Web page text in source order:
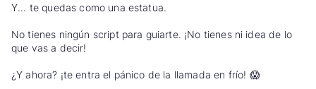
Y... te quedas como una estatua.
No tienes ningún script para guiarte. ¡No tienes ni idea de lo
que vas a decir!
¿Y ahora? ¡te entra el pánico de la llamada en frío! 😱